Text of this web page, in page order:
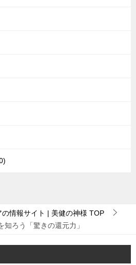
情報サイト | 美健の神様 TOP
知ろう「驚きの還元力」